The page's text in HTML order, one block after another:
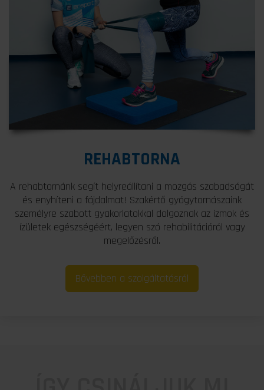
REHABTORNA
A rehabtornánk segít helyreállítani a mozgás szabadságát
és enyhíteni a fájdalmat! Szakértő gyógytornászaink
személyre szabott gyakorlatokkal dolgoznak az izmok és
ízületek egészségéért, legyen szó rehabilitációról vagy
megelőzésről.
Bővebben a szolgáltatásról